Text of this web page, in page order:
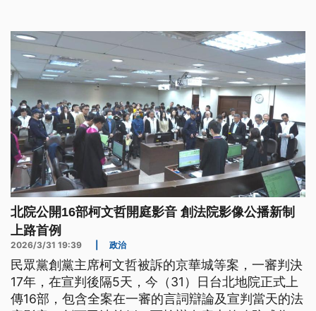
北院公開16部柯文哲開庭影音 創法院影像公播新制
上路首例
2026/3/31 19:39 政治
民眾黨創黨主席柯文哲被訴的京華城等案，一審判決
17年，在宣判後隔5天，今（31）日台北地院正式上
傳16部，包含全案在一審的言詞辯論及宣判當天的法